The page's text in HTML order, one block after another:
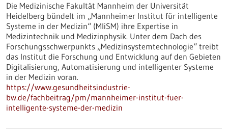
Die Medizinische Fakultät Mannheim der Universität
Heidelberg bündelt im „Mannheimer Institut für intelligente
Systeme in der Medizin“ (MIiSM) ihre Expertise in
Medizintechnik und Medizinphysik. Unter dem Dach des
Forschungsschwerpunkts „Medizinsystemtechnologie“ treibt
das Institut die Forschung und Entwicklung auf den Gebieten
Digitalisierung, Automatisierung und intelligenter Systeme
in der Medizin voran.
https://www.gesundheitsindustrie-
bw.de/fachbeitrag/pm/mannheimer-institut-fuer-
intelligente-systeme-der-medizin